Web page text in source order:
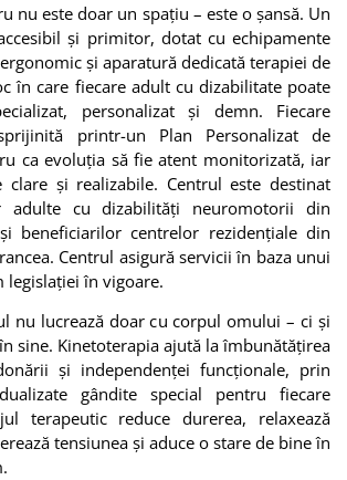
nu este doar un spațiu – este o șansă. Un
și primitor, dotat cu echipamente
și aparatură dedicată terapiei de
în care fiecare adult cu dizabilitate poate
personalizat și demn. Fiecare
printr-un Plan Personalizat de
ca evoluția să fie atent monitorizată, iar
clare și realizabile. Centrul este destinat
adulte cu dizabilități neuromotorii din
beneficiarilor centrelor rezidențiale din
Centrul asigură servicii în baza unui
legislației în vigoare.
nu lucrează doar cu corpul omului – ci și
sine. Kinetoterapia ajută la îmbunătățirea
și independenței funcționale, prin
gândite special pentru fiecare
terapeutic reduce durerea, relaxează
tensiunea și aduce o stare de bine în